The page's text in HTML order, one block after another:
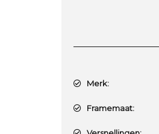
Merk:
Framemaat: